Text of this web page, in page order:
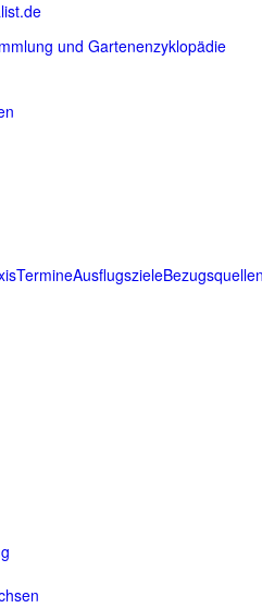
TermineAusflugszieleBezugsquellen